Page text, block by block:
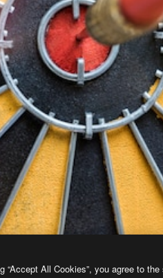
“Accept All Cookies”, you agree to